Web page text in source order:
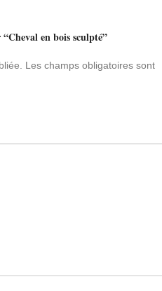
en bois sculpté”
Les champs obligatoires sont